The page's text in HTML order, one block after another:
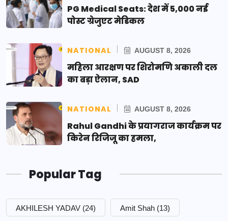
PG Medical Seats: देश में 5,000 नई
पोस्ट ग्रेजुएट मेडिकल
NATIONAL AUGUST 8, 2026
महिला आरक्षण पर शिरोमणि अकाली दल
का बड़ा ऐलान, SAD
NATIONAL AUGUST 8, 2026
Rahul Gandhi के प्रयागराज कार्यक्रम पर
किरेन रिजिजू का हमला,
Popular Tag
AKHILESH YADAV (24) Amit Shah (13)